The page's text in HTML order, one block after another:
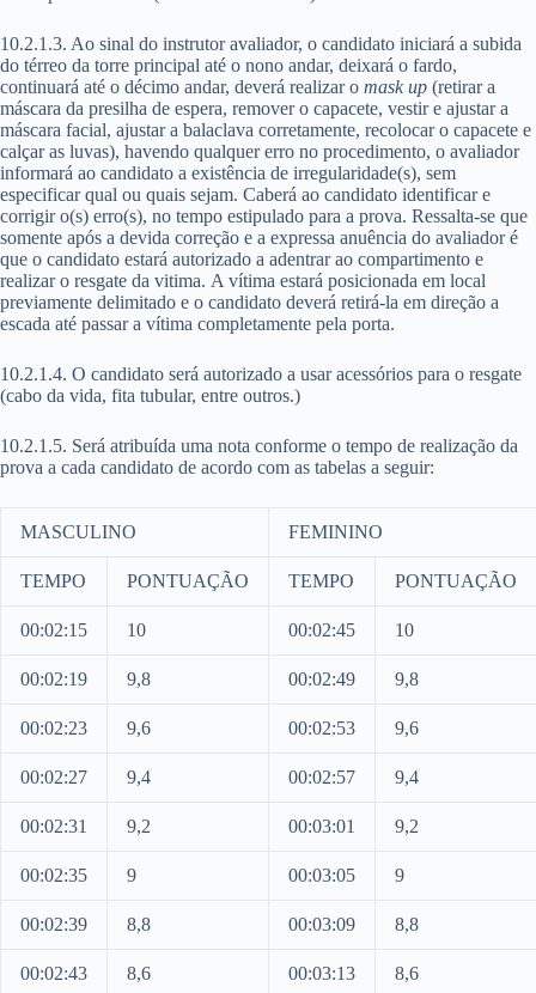
10.2.1.3. Ao sinal do instrutor avaliador, o candidato iniciará a subida
do térreo da torre principal até o nono andar, deixará o fardo,
continuará até o décimo andar, deverá realizar o mask up (retirar a
máscara da presilha de espera, remover o capacete, vestir e ajustar a
máscara facial, ajustar a balaclava corretamente, recolocar o capacete e
calçar as luvas), havendo qualquer erro no procedimento, o avaliador
informará ao candidato a existência de irregularidade(s), sem
especificar qual ou quais sejam. Caberá ao candidato identificar e
corrigir o(s) erro(s), no tempo estipulado para a prova. Ressalta-se que
somente após a devida correção e a expressa anuência do avaliador é
que o candidato estará autorizado a adentrar ao compartimento e
realizar o resgate da vitima. A vítima estará posicionada em local
previamente delimitado e o candidato deverá retirá-la em direção a
escada até passar a vítima completamente pela porta.
10.2.1.4. O candidato será autorizado a usar acessórios para o resgate
(cabo da vida, fita tubular, entre outros.)
10.2.1.5. Será atribuída uma nota conforme o tempo de realização da
prova a cada candidato de acordo com as tabelas a seguir:
MASCULINO FEMININO
TEMPO PONTUAÇÃO TEMPO PONTUAÇÃO
00:02:15 10 00:02:45 10
00:02:19 9,8 00:02:49 9,8
00:02:23 9,6 00:02:53 9,6
00:02:27 9,4 00:02:57 9,4
00:02:31 9,2 00:03:01 9,2
00:02:35 9 00:03:05 9
00:02:39 8,8 00:03:09 8,8
00:02:43 8,6 00:03:13 8,6